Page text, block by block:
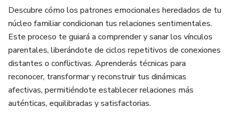
Descubre cómo los patrones emocionales heredados de tu
núcleo familiar condicionan tus relaciones sentimentales.
Este proceso te guiará a comprender y sanar los vínculos
parentales, liberándote de ciclos repetitivos de conexiones
distantes o conflictivas. Aprenderás técnicas para
reconocer, transformar y reconstruir tus dinámicas
afectivas, permitiéndote establecer relaciones más
auténticas, equilibradas y satisfactorias.